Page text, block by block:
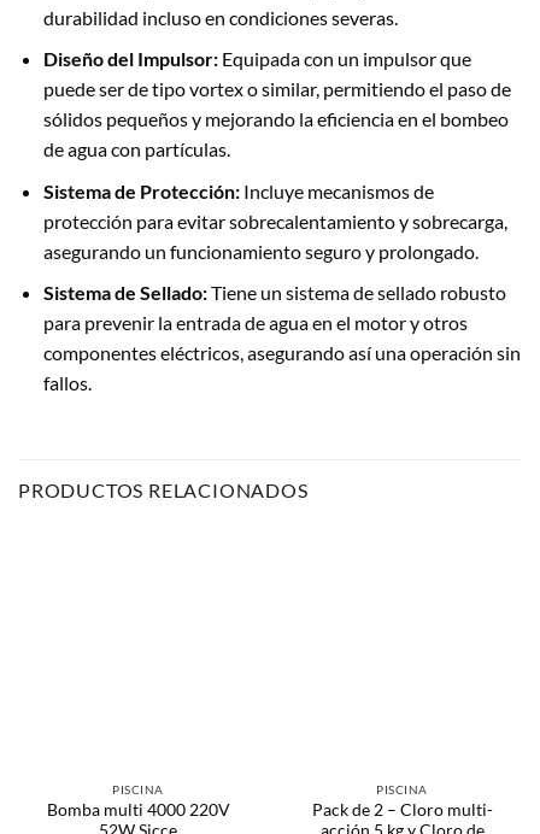
durabilidad incluso en condiciones severas.
Diseño del Impulsor:Equipada con un impulsor que
puede ser de tipo vortex o similar, permitiendo el paso de
sólidos pequeños y mejorando la eficiencia en el bombeo
de agua con partículas.
Sistema de Protección:Incluye mecanismos de
protección para evitar sobrecalentamiento y sobrecarga,
asegurando un funcionamiento seguro y prolongado.
Sistema de Sellado:Tiene un sistema de sellado robusto
para prevenir la entrada de agua en el motor y otros
componentes eléctricos, asegurando así una operación sin
fallos.
PRODUCTOS RELACIONADOS
PISCINA
Bomba multi 4000 220V
PISCINA
Pack de 2 – Cloro multi-